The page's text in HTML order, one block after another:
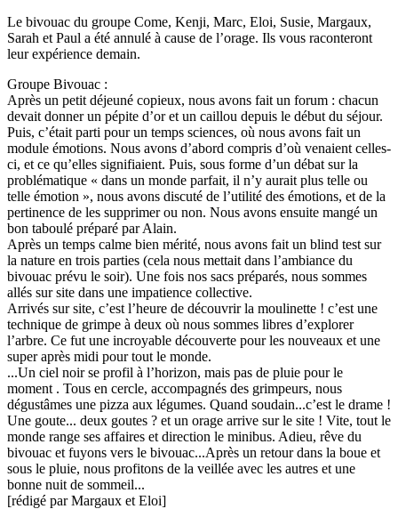
Le bivouac du groupe Come, Kenji, Marc, Eloi, Susie, Margaux,
Sarah et Paul a été annulé à cause de l’orage. Ils vous raconteront
leur expérience demain.
Groupe Bivouac :
Après un petit déjeuné copieux, nous avons fait un forum : chacun
devait donner un pépite d’or et un caillou depuis le début du séjour.
Puis, c’était parti pour un temps sciences, où nous avons fait un
module émotions. Nous avons d’abord compris d’où venaient celles-
ci, et ce qu’elles signifiaient. Puis, sous forme d’un débat sur la
problématique « dans un monde parfait, il n’y aurait plus telle ou
telle émotion », nous avons discuté de l’utilité des émotions, et de la
pertinence de les supprimer ou non. Nous avons ensuite mangé un
bon taboulé préparé par Alain.
Après un temps calme bien mérité, nous avons fait un blind test sur
la nature en trois parties (cela nous mettait dans l’ambiance du
bivouac prévu le soir). Une fois nos sacs préparés, nous sommes
allés sur site dans une impatience collective.
Arrivés sur site, c’est l’heure de découvrir la moulinette ! c’est une
technique de grimpe à deux où nous sommes libres d’explorer
l’arbre. Ce fut une incroyable découverte pour les nouveaux et une
super après midi pour tout le monde.
...Un ciel noir se profil à l’horizon, mais pas de pluie pour le
moment . Tous en cercle, accompagnés des grimpeurs, nous
dégustâmes une pizza aux légumes. Quand soudain...c’est le drame !
Une goute... deux goutes ? et un orage arrive sur le site ! Vite, tout le
monde range ses affaires et direction le minibus. Adieu, rêve du
bivouac et fuyons vers le bivouac...Après un retour dans la boue et
sous le pluie, nous profitons de la veillée avec les autres et une
bonne nuit de sommeil...
[rédigé par Margaux et Eloi]